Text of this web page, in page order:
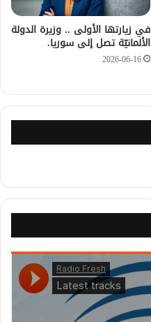
في زيارتها الأولى .. وزيرة الدولة
الألمانيّة تصل إلى سوريا.
2026-06-16